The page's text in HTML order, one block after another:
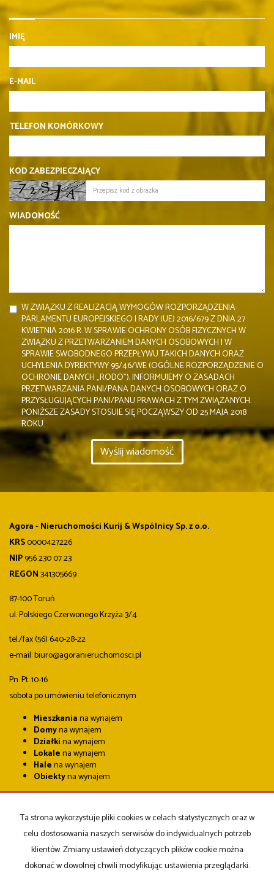
IMIĘ
E-MAIL
TELEFON KOMÓRKOWY
KOD ZABEZPIECZAJĄCY
WIADOMOŚĆ
W ZWIĄZKU Z REALIZACJĄ WYMOGÓW ROZPORZĄDZENIA
PARLAMENTU EUROPEJSKIEGO I RADY (UE) 2016/679 Z DNIA 27
KWIETNIA 2016 R. W SPRAWIE OCHRONY OSÓB FIZYCZNYCH W
ZWIĄZKU Z PRZETWARZANIEM DANYCH OSOBOWYCH I W
SPRAWIE SWOBODNEGO PRZEPŁYWU TAKICH DANYCH ORAZ
UCHYLENIA DYREKTYWY 95/46/WE (OGÓLNE ROZPORZĄDZENIE O
OCHRONIE DANYCH „RODO”), INFORMUJEMY O ZASADACH
PRZETWARZANIA PANI/PANA DANYCH OSOBOWYCH ORAZ O
PRZYSŁUGUJĄCYCH PANI/PANU PRAWACH Z TYM ZWIĄZANYCH.
PONIŻSZE ZASADY STOSUJE SIĘ POCZĄWSZY OD 25 MAJA 2018
ROKU.
Agora - Nieruchomości Kurij & Wspólnicy Sp. z o.o.
KRS0000427226
NIP956 230 07 23
REGON341305669
87-100 Toruń
ul. Polskiego Czerwonego Krzyża 3/4
tel./fax (56) 640-28-22
e-mail: biuro@agoranieruchomosci.pl
Pn. Pt. 10-16
sobota po umówieniu telefonicznym
Mieszkaniana wynajem
Domyna wynajem
Działkina wynajem
Lokalena wynajem
Halena wynajem
Obiektyna wynajem
Mieszkaniana sprzedaż
Działkina sprzedaż
Lokalena sprzedaż
Hale na sprzedaż
Obiektyna sprzedaż
Ta strona wykorzystuje pliki cookies w celach statystycznych oraz w
celu dostosowania naszych serwisów do indywidualnych potrzeb
klientów. Zmiany ustawień dotyczących plików cookie można
dokonać w dowolnej chwili modyfikując ustawienia przeglądarki.